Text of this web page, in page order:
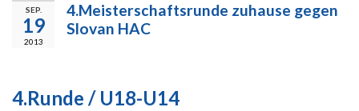
SEP.
19
2013
4.Meisterschaftsrunde zuhause gegen
Slovan HAC
4.Runde / U18-U14